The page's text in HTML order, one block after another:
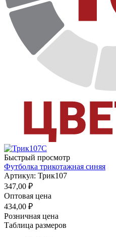
Быстрый просмотр
Футболка трикотажная синяя
Артикул: Трик107
347,00 ₽
Оптовая цена
434,00 ₽
Розничная цена
Таблица размеров